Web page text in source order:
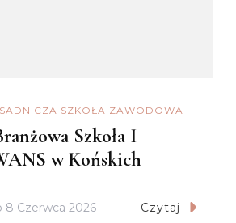
SZKOŁA ZAWODOWA
Szkoła I
w Końskich
8 Czerwca 2026 Czytaj